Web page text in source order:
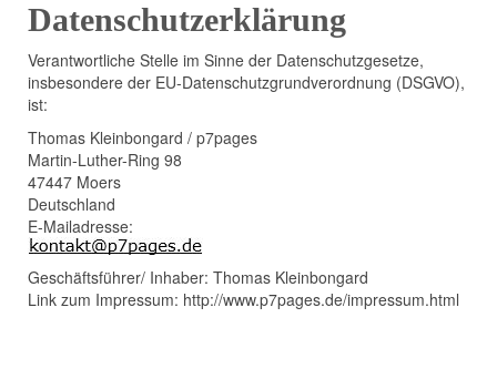
Datenschutzerklärung
Verantwortliche Stelle im Sinne der Datenschutzgesetze,
insbesondere der EU-Datenschutzgrundverordnung (DSGVO),
ist:
Thomas Kleinbongard / p7pages
Martin-Luther-Ring 98
47447 Moers
Deutschland
E-Mailadresse:
Geschäftsführer/ Inhaber: Thomas Kleinbongard
Link zum Impressum: http://www.p7pages.de/impressum.html